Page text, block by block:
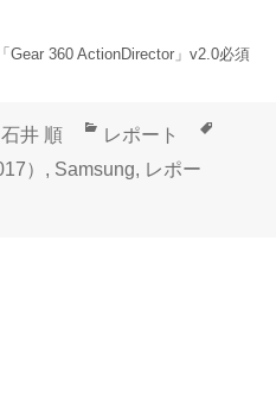
Gear 360 ActionDirector」v2.0必須
作
成
石井 順
カ
テ
レポート
） , Samsung, レポー